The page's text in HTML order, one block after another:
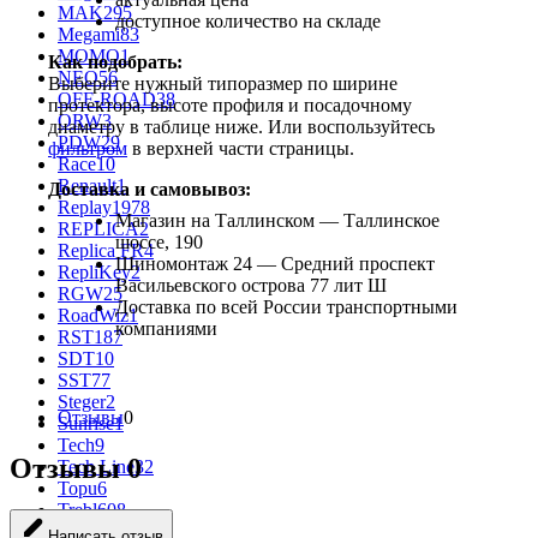
MAK295
Megami83
MOMO1
NEO56
OFF-ROAD38
ORW3
PDW29
Race10
Renault1
Replay1978
REPLICA2
Replica FR4
RepliKey2
RGW25
RoadWiz1
RST187
SDT10
SST77
Steger2
Sunrise1
Tech9
Tech Line32
Topu6
Trebl608
Venti99
доступное количество на складе
Как подобрать:
Выберите нужный типоразмер по ширине
протектора, высоте профиля и посадочному
диаметру в таблице ниже. Или воспользуйтесь
фильтром в верхней части страницы.
Доставка и самовывоз:
Магазин на Таллинском — Таллинское
шоссе, 190
Шиномонтаж 24 — Средний проспект
Васильевского острова 77 лит Ш
Доставка по всей России транспортными
компаниями
Отзывы0
Отзывы0